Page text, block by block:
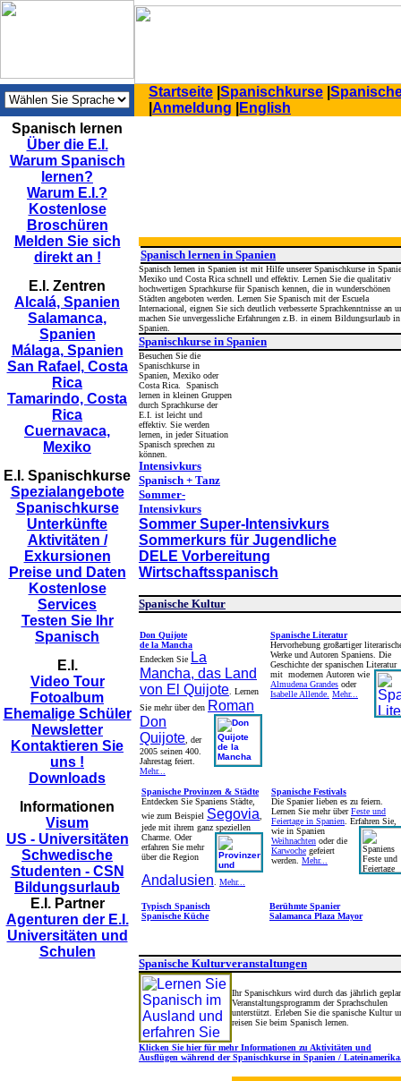
Startseite Spanischkurse
Anmeldung
English
Spanisch lernen
Über die E.I.
Warum Spanisch
lernen?
Warum E.I.?
Kostenlose
Broschüren
Melden Sie sich
direkt an !
E.I. Zentren
Alcalá, Spanien
Salamanca,
Spanien
Málaga, Spanien
San Rafael, Costa
Rica
Tamarindo, Costa
Rica
Cuernavaca,
Mexiko
E.I. Spanischkurse
Spezialangebote
Spanischkurse
Unterkünfte
Aktivitäten /
Exkursionen
Preise und Daten
Kostenlose
Services
Testen Sie Ihr
Spanisch
E.I.
Video Tour
Fotoalbum
Ehemalige Schüler
Newsletter
Kontaktieren Sie
uns !
Downloads
Informationen
Visum
US - Universitäten
Schwedische
Studenten - CSN
Bildungsurlaub
E.I. Partner
Agenturen der E.I.
Universitäten und
Schulen
Spanisch lernen in Spanien
Spanisch lernen in Spanien ist mit Hilfe unserer Spanischkurse in
Mexiko und Costa Rica schnell und effektiv. Lernen Sie die qualitativ
hochwertigen Sprachkurse für Spanisch kennen, die in wunderschönen
Städten angeboten werden. Lernen Sie Spanisch mit der Escuela
Internacional, eignen Sie sich deutlich verbesserte Sprachkenntnisse an
machen Sie unvergessliche Erfahrungen z.B. in einem Bildungsurlaub in
Spanien.
Spanischkurse in Spanien
Besuchen Sie die
Spanischkurse in
Spanien, Mexiko oder
Costa Rica. Spanisch
lernen in kleinen Gruppen
durch Sprachkurse der
E.I. ist leicht und
effektiv. Sie werden
lernen, in jeder Situation
Spanisch sprechen zu
können.
Intensivkurs
Spanisch + Tanz
Sommer-
Intensivkurs
Sommer Super-Intensivkurs
Sommerkurs für Jugendliche
DELE Vorbereitung
Wirtschaftsspanisch
Spanische Kultur
Don Quijote
de la Mancha
Endecken Sie La
Mancha, das Land
von El Quijote . Lernen
Sie mehr über den Roman
Don
Quijote , der
2005 seinen 400.
Jahrestag feiert.
Mehr...
Spanische Literatur
Hervorhebung großartiger
Werke und Autoren Spaniens. Die
Geschichte der spanischen Literatur
mit modernen Autoren wie
Almudena Grandes oder
Isabelle Allende. Mehr...
Spanische Provinzen & Städte
Entdecken Sie Spaniens Städte,
wie zum Beispiel Segovia
jede mit ihrem ganz speziellen
Charme. Oder
erfahren Sie mehr
über die Region
Andalusien Mehr...
Spanische Festivals
Die Spanier lieben es zu feiern.
Lernen Sie mehr überFeste und
Feiertage in Spanien . Erfahren Sie,
wie in Spanien
Weihnachten oder die
Karwoche gefeiert
werden. Mehr...
Typisch Spanisch
Spanische Küche
Berühmte Spanier
Salamanca Plaza Mayor
Spanische Kulturveranstaltungen
Ihr Spanischkurs wird durch das jährlich
Veranstaltungsprogramm der Sprachschulen
unterstützt. Erleben Sie die spanische Kultur
reisen Sie beim Spanisch lernen.
Klicken Sie hier für mehr Informationen zu Aktivitäten und
Ausflügen während der Spanischkurse in Spanien /